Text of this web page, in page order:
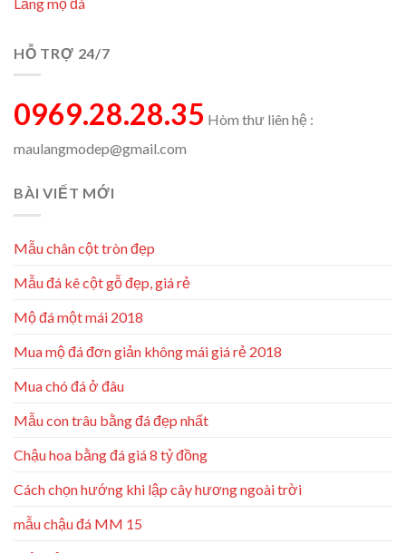
HỖ TRỢ 24/7
0969.28.28.35 Hòm thư liên hệ :
maulangmodep@gmail.com
BÀI VIẾT MỚI
Mẫu chân cột tròn đẹp
Mẫu đá kê cột gỗ đẹp, giá rẻ
Mộ đá một mái 2018
Mua mộ đá đơn giản không mái giá rẻ 2018
Mua chó đá ở đâu
Mẫu con trâu bằng đá đẹp nhất
Chậu hoa bằng đá giá 8 tỷ đồng
Cách chọn hướng khi lập cây hương ngoài trời
mẫu chậu đá MM 15